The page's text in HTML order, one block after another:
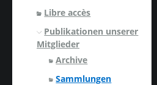
Libre accès
Publikationen unserer
Mitglieder
Archive
Sammlungen